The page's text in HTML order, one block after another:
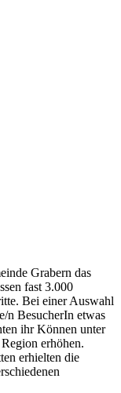
Grabern das
fast 3.000
Bei einer Auswahl
n BesucherIn etwas
ihr Können unter
erhöhen.
erhielten die